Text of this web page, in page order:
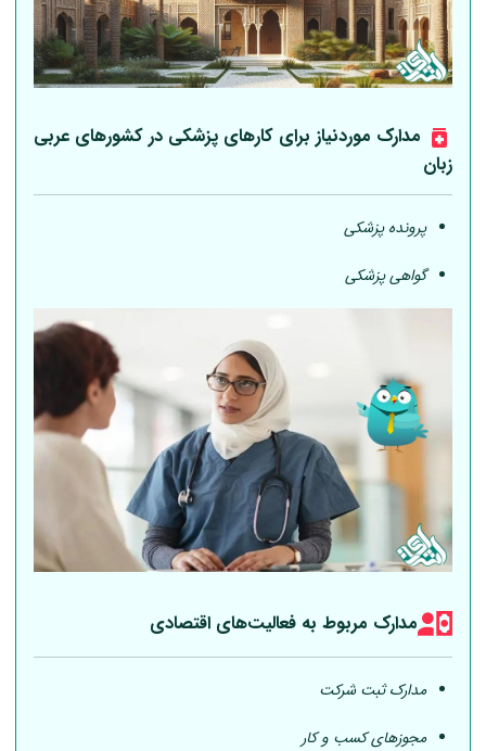
مدارک موردنیاز برای کارهای پزشکی در کشورهای عربی
زبان
پرونده پزشکی
گواهی پزشکی
مدارک مربوط به فعالیت‎‌های اقتصادی
مدارک ثبت شرکت
مجوزهای کسب و کار